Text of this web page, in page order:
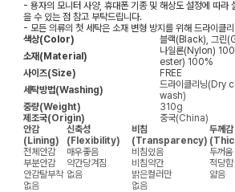
- 용자의 모니터 사양, 휴대폰 기종 및 해상도 설정에 따라
을 수 있는 점 참고 부탁드립니다.
- 모든 의류의 첫 세탁은 소재 변형 방지를 위해 드라이클
색상(Color)
블랙(Black), 그린
소재(Material)
나일론(Nylon)
ester) 100%
사이즈(Size)
FREE
세탁방법(Washing)
드라이클리닝(Dry
wash)
중량(Weight)
310g
제조국(Origin)
중국(China)
안감
(Lining)
신축성
(Flexibility)
비침
(Transparency)
두께감
전체안감
매우좋음 비침있음 두꺼움
부분안감
약간당겨짐 비침약간 적당함
안감탈부착 없음 밝은컬러만 얇음
없음
없음